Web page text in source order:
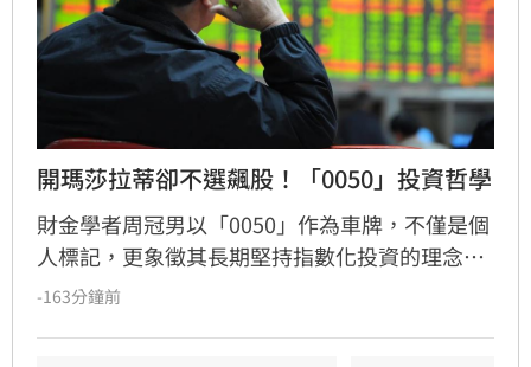
開瑪莎拉蒂卻不選飆股！「0050」投資哲學
財金學者周冠男以「0050」作為車牌，不僅是個
人標記，更象徵其長期堅持指數化投資的理念。
他透過學術研究與親身實踐發現，頻繁選股難以
-163分鐘前